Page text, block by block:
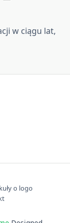
w ciągu lat,
o logo